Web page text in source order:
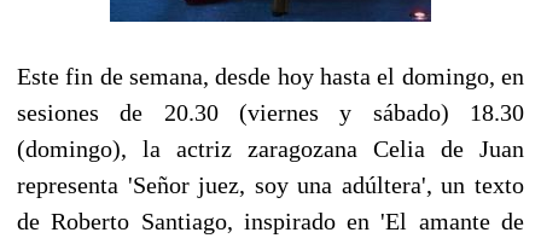
Este fin de semana, desde hoy hasta el domingo, en
sesiones de 20.30 (viernes y sábado) 18.30
(domingo), la actriz zaragozana Celia de Juan
representa 'Señor juez, soy una adúltera', un texto
de Roberto Santiago, inspirado en 'El amante de